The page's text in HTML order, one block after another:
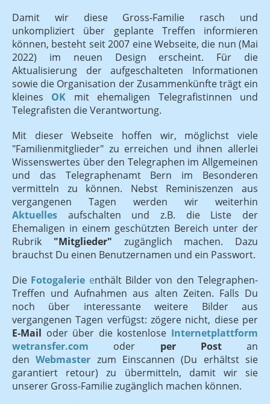
Damit wir diese Gross-Familie rasch und
unkompliziert über geplante Treffen informieren
können, besteht seit 2007 eine Webseite, die nun (Mai
2022) im neuen Design erscheint. Für die
Aktualisierung der aufgeschalteten Informationen
sowie die Organisation der Zusammenkünfte trägt ein
kleines OK mit ehemaligen Telegrafistinnen und
Telegrafisten die Verantwortung.
Mit dieser Webseite hoffen wir, möglichst viele
"Familienmitglieder" zu erreichen und ihnen allerlei
Wissenswertes über den Telegraphen im Allgemeinen
und das Telegraphenamt Bern im Besonderen
vermitteln zu können. Nebst Reminiszenzen aus
vergangenen Tagen werden wir weiterhin
Aktuelles aufschalten und z.B. die Liste der
Ehemaligen in einem geschützten Bereich unter der
Rubrik "Mitglieder" zugänglich machen. Dazu
brauchst Du einen Benutzernamen und ein Passwort.
Die Fotogalerie enthält Bilder von den Telegraphen-
Treffen und Aufnahmen aus alten Zeiten. Falls Du
noch über interessante weitere Bilder aus
vergangenen Tagen verfügst: zögere nicht, diese per
E-Mail oder über die kostenlose Internetplattform
wetransfer.com oder per Postan
denWebmaster zum Einscannen (Du erhältst sie
garantiert retour) zu übermitteln, damit wir sie
unserer Gross-Familie zugänglich machen können.